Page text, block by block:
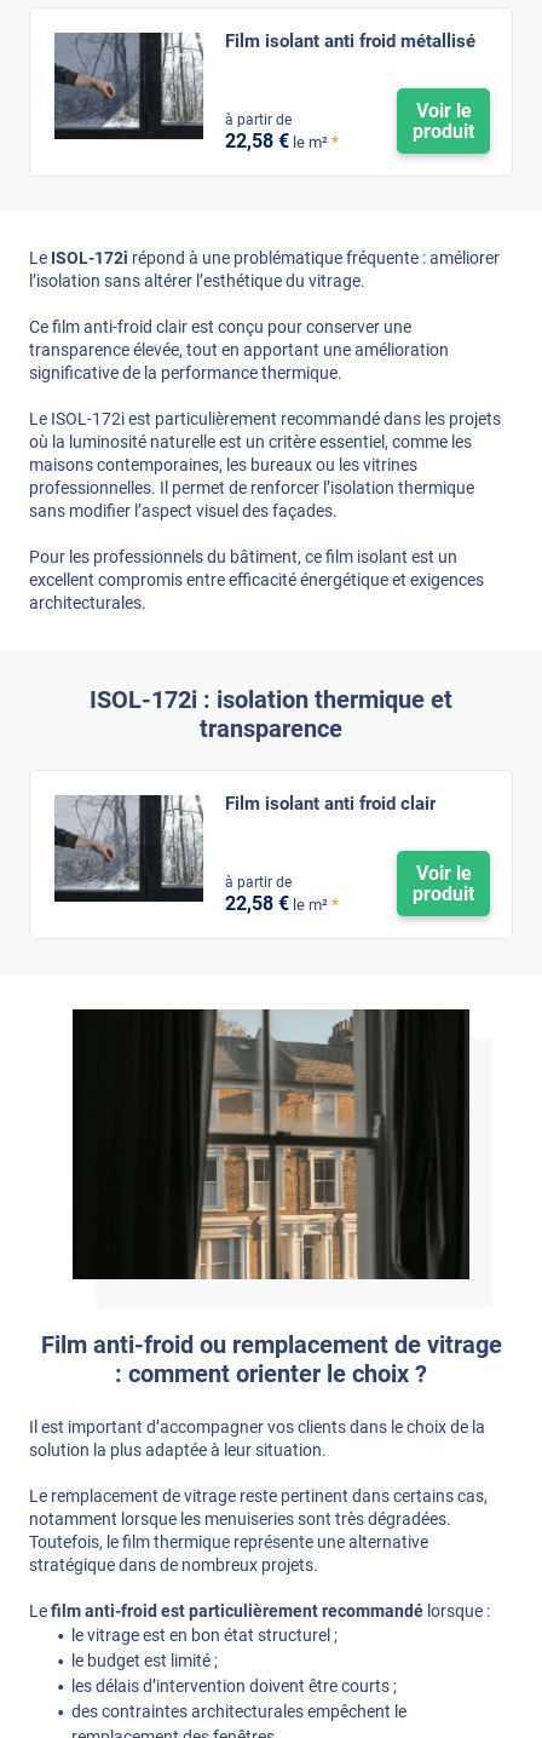
Film isolant anti froid métallisé
à partir de
22,58 € le m² *
Voir le
produit
Le ISOL-172i répond à une problématique fréquente : améliorer
l’isolation sans altérer l’esthétique du vitrage.
Ce film anti-froid clair est conçu pour conserver une
transparence élevée, tout en apportant une amélioration
significative de la performance thermique.
Le ISOL-172i est particulièrement recommandé dans les projets
où la luminosité naturelle est un critère essentiel, comme les
maisons contemporaines, les bureaux ou les vitrines
professionnelles. Il permet de renforcer l’isolation thermique
sans modifier l’aspect visuel des façades.
Pour les professionnels du bâtiment, ce film isolant est un
excellent compromis entre efficacité énergétique et exigences
architecturales.
ISOL-172i : isolation thermique et
transparence
Film isolant anti froid clair
à partir de
22,58 € le m² *
Voir le
produit
Film anti-froid ou remplacement de vitrage
: comment orienter le choix ?
Il est important d’accompagner vos clients dans le choix de la
solution la plus adaptée à leur situation.
Le remplacement de vitrage reste pertinent dans certains cas,
notamment lorsque les menuiseries sont très dégradées.
Toutefois, le film thermique représente une alternative
stratégique dans de nombreux projets.
Lefilm anti-froid est particulièrement recommandé lorsque :
le vitrage est en bon état structurel ;
le budget est limité ;
les délais d’intervention doivent être courts ;
des contraintes architecturales empêchent le